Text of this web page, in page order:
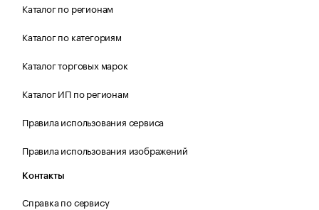
Каталог по регионам
Каталог по категориям
Каталог торговых марок
Каталог ИП по регионам
Правила использования сервиса
Правила использования изображений
Контакты
Справка по сервису